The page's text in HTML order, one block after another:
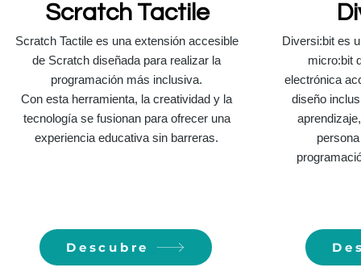
Scratch Tactile
Scratch Tactile es una extensión accesible
de Scratch diseñada para realizar la
programación más inclusiva.
Con esta herramienta, la creatividad y la
tecnología se fusionan para ofrecer una
experiencia educativa sin barreras.
Descubre
Diversi:bit es
micro:bit
electrónica
diseño